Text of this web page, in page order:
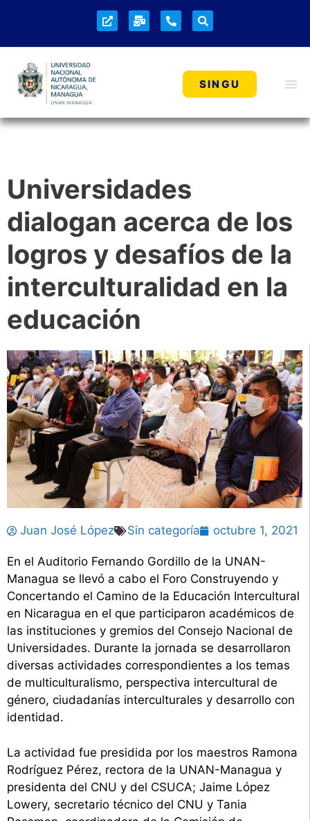
SINGU
Universidades
dialogan acerca de los
logros y desafíos de la
interculturalidad en la
educación
Juan José López Sin categoría octubre 1, 2021
En el Auditorio Fernando Gordillo de la UNAN-
Managua se llevó a cabo el Foro Construyendo y
Concertando el Camino de la Educación Intercultural
en Nicaragua en el que participaron académicos de
las instituciones y gremios del Consejo Nacional de
Universidades. Durante la jornada se desarrollaron
diversas actividades correspondientes a los temas
de multiculturalismo, perspectiva intercultural de
género, ciudadanías interculturales y desarrollo con
identidad.
La actividad fue presidida por los maestros Ramona
Rodríguez Pérez, rectora de la UNAN-Managua y
presidenta del CNU y del CSUCA; Jaime López
Lowery, secretario técnico del CNU y Tania